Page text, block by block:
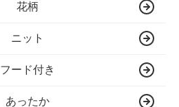
花柄
ニット
フード付き
あったか